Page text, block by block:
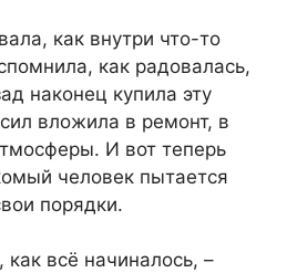
как внутри что-то
как радовалась,
наконец купила эту
вложила в ремонт, в
И вот теперь
человек пытается
порядки.
всё начиналось, –